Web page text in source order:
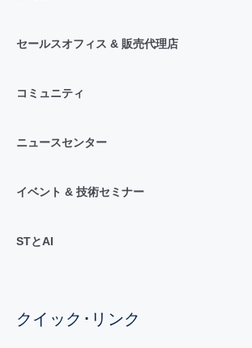
セールスオフィス & 販売代理店
コミュニティ
ニュースセンター
イベント & 技術セミナー
STとAI
クイック･リンク